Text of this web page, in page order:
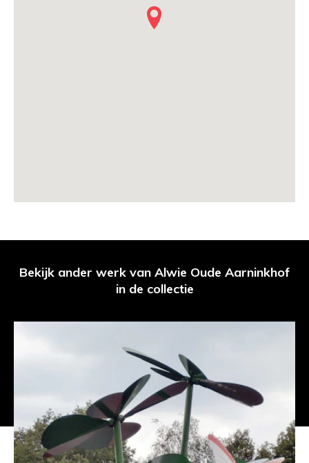
Bekijk ander werk van Alwie Oude Aarninkhof
in de collectie